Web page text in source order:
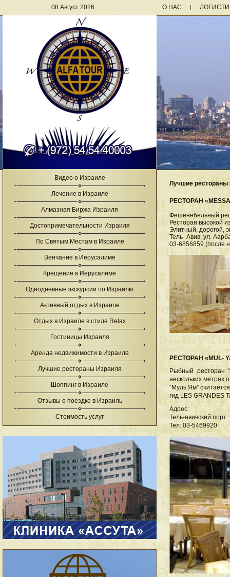
08 Август 2026 О НАС |
Видео о Израиле
Лечение в Израиле
Алмазная Биржа Израиля
Достопримечательности Израиля
По Святым Местам в Израиле
Венчание в Иерусалиме
Крещение в Иерусалиме
Однодневные экскурсии по Израилю
Активный отдых в Израиле
Отдых в Израиле в стиле Relax
Гостиницы Израиля
Аренда недвижимости в Израиле
Лучшие рестораны Израиля
Шоппинг в Израиле
Отзывы о поездке в Израиль
Стоимость услуг
Лучшие рестораны
РЕСТОРАН
Фешенебельный
Ресторан высокой
Элитный, дорогой,
Тель- Авив, ул.
03-6856859 (после
РЕСТОРАН «MUL-
Рыбный ресторан
нескольких метрах
“Муль Ям”
гид LES GRANDES
Адрес:
Тель-авивский порт
Тел: 03-5469920